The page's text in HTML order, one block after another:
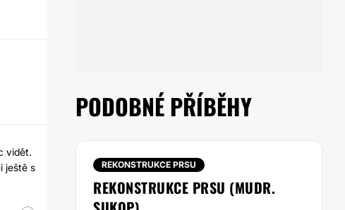
vidět.
ještě s
PODOBNÉ PŘÍBĚHY
REKONSTRUKCE PRSU
REKONSTRUKCE PRSU (MUDR.